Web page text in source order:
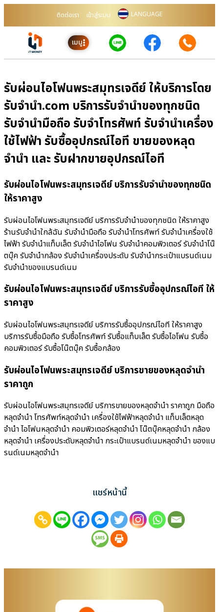
ติดต่อเรา เข้าสู่ระบบ LANGUAGE
เมนู
รับผ่อนไอโฟนพระสมุทรเจดีย์ ให้บริการโดย
รับจํานํา.com บริการรับจำนำของทุกชนิด
รับจำนำมือถือ รับจำโทรศัพท์ รับจำนำเครื่อง
ใช้ไฟฟ้า รับซื้ออุปกรณ์ไอที ขายของหลุด
จำนำ และ รับฝากขายอุปกรณ์ไอที
รับผ่อนไอโฟนพระสมุทรเจดีย์ บริการรับจำนำของทุกชนิด
ให้ราคาสูง
รับผ่อนไอโฟนพระสมุทรเจดีย์ บริการรับจำนำของทุกชนิด ให้ราคาสูง
ร้านรับจํานําใกล้ฉัน รับจำนำมือถือ รับจำนำโทรศัพท์ รับจำนำเครื่องใช้
ไฟฟ้า รับจำนำแท็บเล็ต รับจำนำไอโฟน รับจำนำคอมพิวเตอร์ รับจำนำโน๊
ตบุ๊ค รับจำนำกล้อง รับจำนำเครื่องประดับ รับจำนำกระเป๋าแบรนด์เนม
รับจำนำของแบรนด์เนม
รับผ่อนไอโฟนพระสมุทรเจดีย์ บริการรับซื้ออุปกรณ์ไอที ให้
ราคาสูง
รับผ่อนไอโฟนพระสมุทรเจดีย์ บริการรับซื้ออุปกรณ์ไอที ให้ราคาสูง
บริการรับซื้อมือถือ รับซื้อโทรศัพท์ รับซื้อแท็บเล็ต รับซื้อไอโฟน รับซื้อ
คอมพิวเตอร์ รับซื้อโน๊ตบุ๊ค รับซื้อกล้อง
รับผ่อนไอโฟนพระสมุทรเจดีย์ บริการขายของหลุดจำนำ
ราคาถูก
รับผ่อนไอโฟนพระสมุทรเจดีย์ บริการขายของหลุดจำนำ ราคาถูก มือถือ
หลุดจำนำ โทรศัพท์หลุดจำนำ เครื่องใช้ไฟฟ้าหลุดจำนำ แท็บเล็ตหลุด
จำนำ ไอโฟนหลุดจำนำ คอมพิวเตอร์หลุดจำนำ โน๊ตบุ๊คหลุดจำนำ กล้อง
หลุดจำนำ เครื่องประดับหลุดจำนำ กระเป๋าแบรนด์เนมหลุดจำนำ ของแบ
รนด์เนมหลุดจำนำ
แชร์หน้านี้